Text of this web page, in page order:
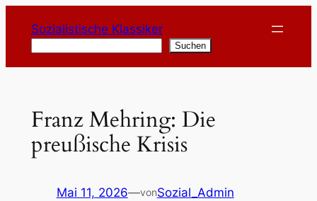
Inhalt
springen
Sozialistische Klassiker
Suchen
Franz Mehring: Die
preußische Krisis
Mai 11, 2026—vonSozial_Admin